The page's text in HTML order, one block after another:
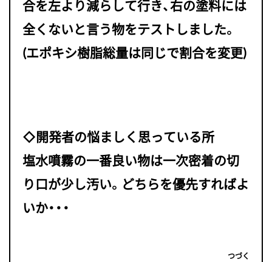
合を左より減らして行き、右の塗料には
全くないと言う物をテストしました。
(エポキシ樹脂総量は同じで割合を変更)
◇開発者の悩ましく思っている所
塩水噴霧の一番良い物は一次密着の切
り口が少し汚い。どちらを優先すればよ
いか・・・
つづく